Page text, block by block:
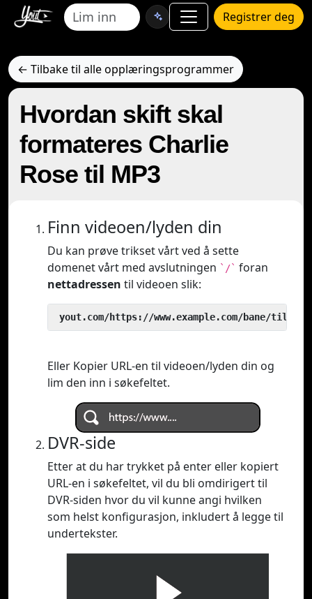
Registrer deg
← Tilbake til alle opplæringsprogrammer
Hvordan skift skal
formateres Charlie
Rose til MP3
Finn videoen/lyden din
Du kan prøve trikset vårt ved å sette
domenet vårt med avslutningen `/` foran
nettadressen til videoen slik:
yout.com/https://www.example.com/bane/til/
Eller Kopier URL-en til videoen/lyden din og
lim den inn i søkefeltet.
DVR-side
Etter at du har trykket på enter eller kopiert
URL-en i søkefeltet, vil du bli omdirigert til
DVR-siden hvor du vil kunne angi hvilken
som helst konfigurasjon, inkludert å legge til
undertekster.